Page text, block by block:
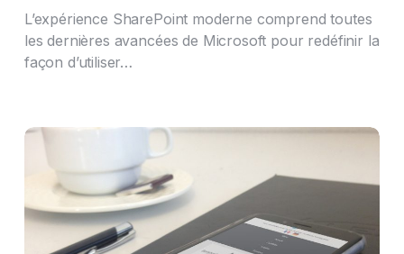
L’expérience SharePoint moderne comprend toutes
les dernières avancées de Microsoft pour redéfinir la
façon d’utiliser…